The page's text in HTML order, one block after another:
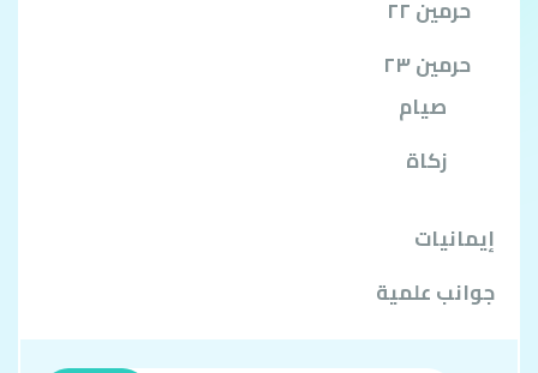
حرمين ٢٢
حرمين ٢٣
صيام
زكاة
إيمانيات
جوانب علمية